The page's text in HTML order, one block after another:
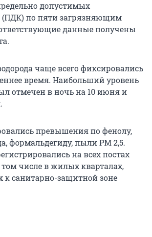
допустимых
(ПДК) по пяти загрязняющим
данные получены
чаще всего фиксировались
время. Наибольший уровень
отмечен в ночь на 10 июня и
превышения по фенолу,
формальдегиду, пыли РМ 2,5.
на всех постах
числе в жилых кварталах,
санитарно-защитной зоне